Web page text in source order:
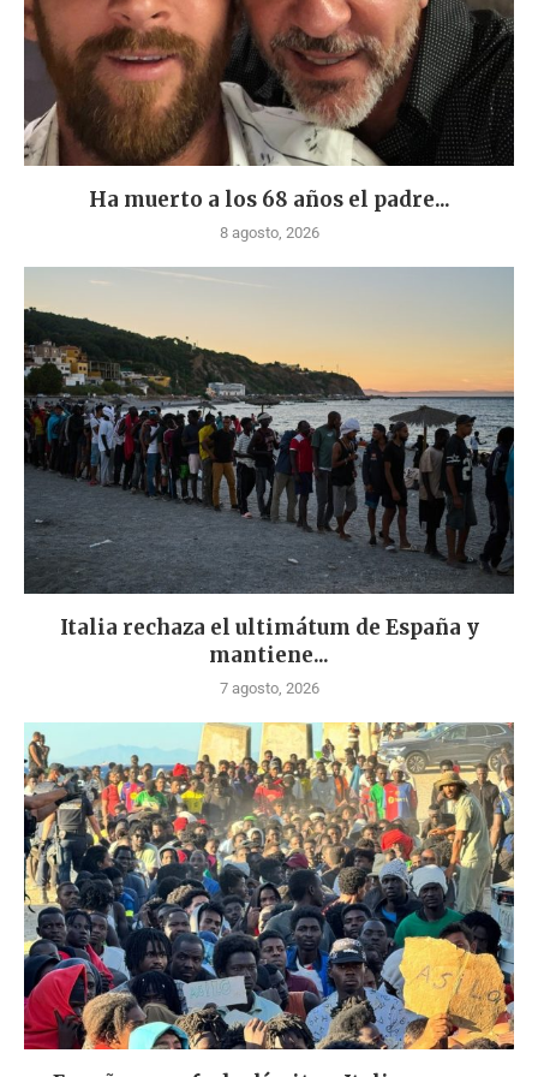
Ha muerto a los 68 años el padre...
8 agosto, 2026
Italia rechaza el ultimátum de España y
mantiene...
7 agosto, 2026